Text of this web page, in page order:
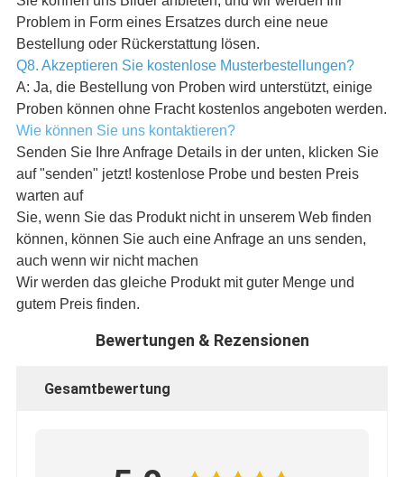
Problem in Form eines Ersatzes durch eine neue
Bestellung oder Rückerstattung lösen.
Q8. Akzeptieren Sie kostenlose Musterbestellungen?
A: Ja, die Bestellung von Proben wird unterstützt, einige
Proben können ohne Fracht kostenlos angeboten werden.
Wie können Sie uns kontaktieren?
Senden Sie Ihre Anfrage Details in der unten, klicken Sie
auf "senden" jetzt! kostenlose Probe und besten Preis
warten auf
Sie, wenn Sie das Produkt nicht in unserem Web finden
können, können Sie auch eine Anfrage an uns senden,
auch wenn wir nicht machen
Wir werden das gleiche Produkt mit guter Menge und
gutem Preis finden.
Bewertungen & Rezensionen
Gesamtbewertung